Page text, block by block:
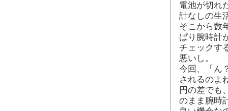
電池が切れ
計なしの生
そこから数
ぱり腕時計
チェックす
悪いし。
今回、「ん
されるのよ
円の差でも
のまま腕時